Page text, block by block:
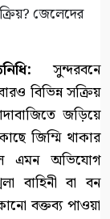
সুন্দরবনে
বিভিন্ন সক্রিয়
জড়িয়ে
জিম্মি থাকার
এমন অভিযোগ
বাহিনী বা বন
বক্তব্য পাওয়া